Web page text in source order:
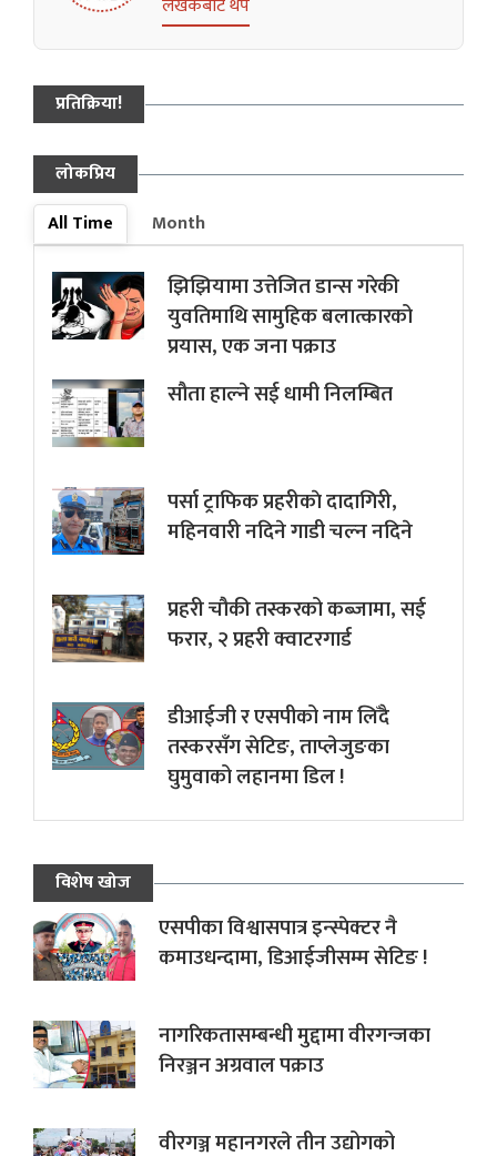
लेखकबाट थप
प्रतिक्रिया!
लोकप्रिय
All Time
Month
झिझियामा उत्तेजित डान्स गरेकी
युवतिमाथि सामुहिक बलात्कारको
प्रयास, एक जना पक्राउ
सौता हाल्ने सई धामी निलम्बित
पर्सा ट्राफिक प्रहरीकाे दादागिरी,
महिनवारी नदिने गाडी चल्न नदिने
प्रहरी चौकी तस्करको कब्जामा, सई
फरार, २ प्रहरी क्वाटरगार्ड
डीआईजी र एसपीको नाम लिँदै
तस्करसँग सेटिङ, ताप्लेजुङका
घुमुवाको लहानमा डिल !
विशेष खोज
एसपीका विश्वासपात्र इन्स्पेक्टर नै
कमाउधन्दामा, डिआईजीसम्म सेटिङ !
नागरिकतासम्बन्धी मुद्दामा वीरगन्जका
निरञ्जन अग्रवाल पक्राउ
वीरगञ्ज महानगरले तीन उद्योगको